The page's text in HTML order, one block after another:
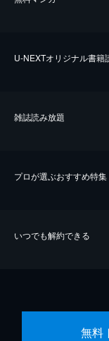
U-NEXTオリジナル書籍
雑誌読み放題
プロが選ぶおすすめ特集
いつでも解約できる
無料